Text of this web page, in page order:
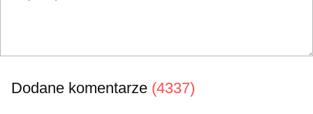
Dodane komentarze (4337)